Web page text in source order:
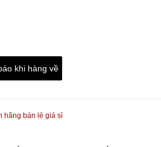
hãng bán lẻ giá sỉ